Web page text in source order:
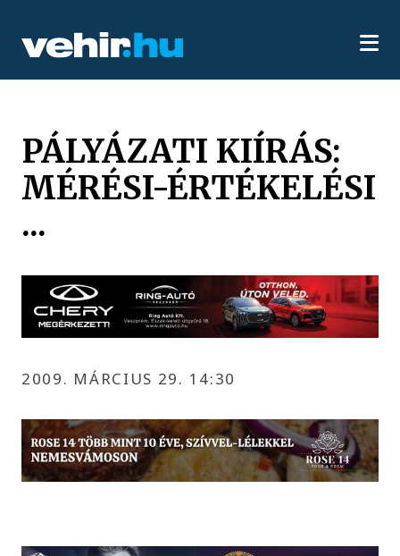
PÁLYÁZATI KIÍRÁS:
MÉRÉSI-ÉRTÉKELÉSI
...
2009. MÁRCIUS 29. 14:30